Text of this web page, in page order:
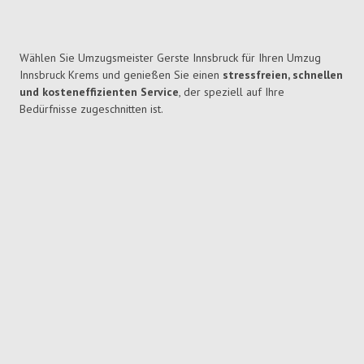
Wählen Sie Umzugsmeister Gerste Innsbruck für Ihren Umzug
Innsbruck Krems und genießen Sie einen stressfreien, schnellen
und kosteneffizienten Service, der speziell auf Ihre
Bedürfnisse zugeschnitten ist.